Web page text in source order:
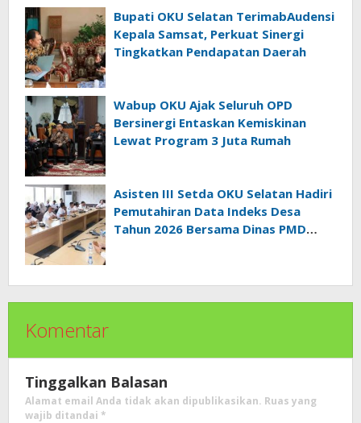
Bupati OKU Selatan TerimabAudensi
Kepala Samsat, Perkuat Sinergi
Tingkatkan Pendapatan Daerah
Wabup OKU Ajak Seluruh OPD
Bersinergi Entaskan Kemiskinan
Lewat Program 3 Juta Rumah
Asisten III Setda OKU Selatan Hadiri
Pemutahiran Data Indeks Desa
Tahun 2026 Bersama Dinas PMD
Komentar
Tinggalkan Balasan
Alamat email Anda tidak akan dipublikasikan. Ruas yang
wajib ditandai *